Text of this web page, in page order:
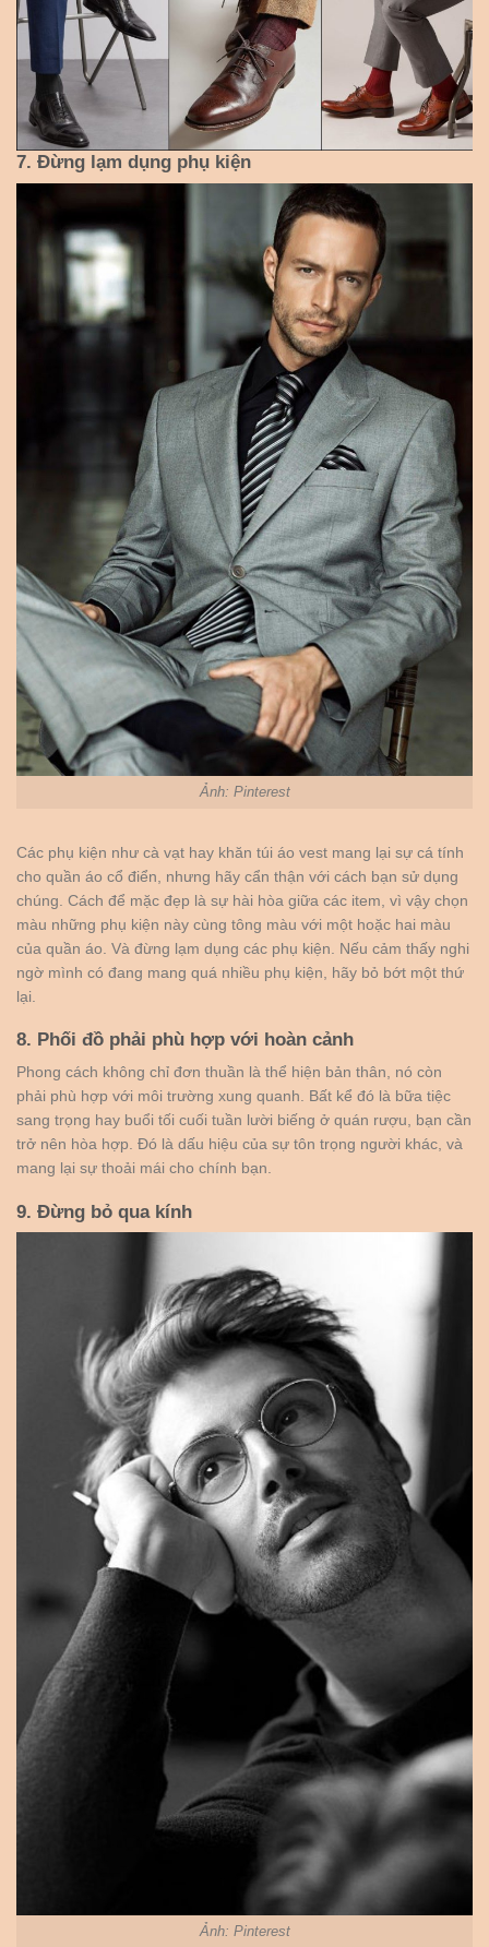
7. Đừng lạm dụng phụ kiện
Ảnh: Pinterest
Các phụ kiện như cà vạt hay khăn túi áo vest mang lại sự cá tính
cho quần áo cổ điển, nhưng hãy cẩn thận với cách bạn sử dụng
chúng. Cách để mặc đẹp là sự hài hòa giữa các item, vì vậy chọn
màu những phụ kiện này cùng tông màu với một hoặc hai màu
của quần áo. Và đừng lạm dụng các phụ kiện. Nếu cảm thấy nghi
ngờ mình có đang mang quá nhiều phụ kiện, hãy bỏ bớt một thứ
lại.
8. Phối đồ phải phù hợp với hoàn cảnh
Phong cách không chỉ đơn thuần là thể hiện bản thân, nó còn
phải phù hợp với môi trường xung quanh. Bất kể đó là bữa tiệc
sang trọng hay buổi tối cuối tuần lười biếng ở quán rượu, bạn cần
trở nên hòa hợp. Đó là dấu hiệu của sự tôn trọng người khác, và
mang lại sự thoải mái cho chính bạn.
9. Đừng bỏ qua kính
Ảnh: Pinterest